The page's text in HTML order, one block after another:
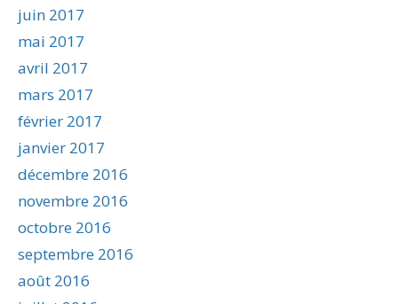
juin 2017
mai 2017
avril 2017
mars 2017
février 2017
janvier 2017
décembre 2016
novembre 2016
octobre 2016
septembre 2016
août 2016